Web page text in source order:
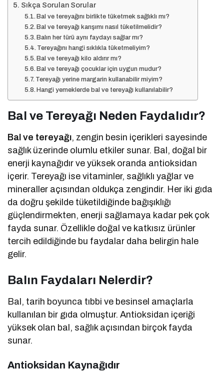
Sıkça Sorulan Sorular
Bal ve tereyağını birlikte tüketmek sağlıklı mı?
Bal ve tereyağı karışımı nasıl tüketilmelidir?
Balın her türü aynı faydayı sağlar mı?
Tereyağını hangi sıklıkla tüketmeliyim?
Bal ve tereyağı kilo aldırır mı?
Bal ve tereyağı çocuklar için uygun mudur?
Tereyağı yerine margarin kullanabilir miyim?
Hangi yemeklerde bal ve tereyağı kullanılabilir?
Bal ve Tereyağı Neden Faydalıdır?
Bal ve tereyağı, zengin besin içerikleri sayesinde
sağlık üzerinde olumlu etkiler sunar. Bal, doğal bir
enerji kaynağıdır ve yüksek oranda antioksidan
içerir. Tereyağı ise vitaminler, sağlıklı yağlar ve
mineraller açısından oldukça zengindir. Her iki gıda
da doğru şekilde tüketildiğinde bağışıklığı
güçlendirmekten, enerji sağlamaya kadar pek çok
fayda sunar. Özellikle doğal ve katkısız ürünler
tercih edildiğinde bu faydalar daha belirgin hale
gelir.
Balın Faydaları Nelerdir?
Bal, tarih boyunca tıbbi ve besinsel amaçlarla
kullanılan bir gıda olmuştur. Antioksidan içeriği
yüksek olan bal, sağlık açısından birçok fayda
sunar.
Antioksidan Kaynağıdır